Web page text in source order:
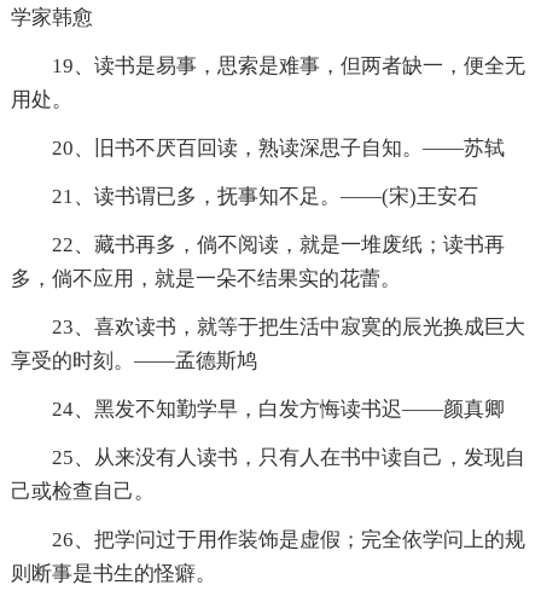
学家韩愈
19、读书是易事，思索是难事，但两者缺一，便全无
用处。
20、旧书不厌百回读，熟读深思子自知。——苏轼
21、读书谓已多，抚事知不足。——(宋)王安石
22、藏书再多，倘不阅读，就是一堆废纸；读书再
多，倘不应用，就是一朵不结果实的花蕾。
23、喜欢读书，就等于把生活中寂寞的辰光换成巨大
享受的时刻。——孟德斯鸠
24、黑发不知勤学早，白发方悔读书迟——颜真卿
25、从来没有人读书，只有人在书中读自己，发现自
己或检查自己。
26、把学问过于用作装饰是虚假；完全依学问上的规
则断事是书生的怪癖。